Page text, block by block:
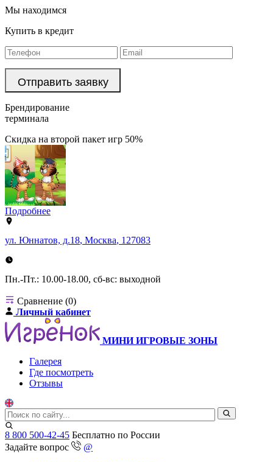
Мы находимся
Купить в кредит
Брендирование
терминала
Скидка на второй пакет игр 50%
Подробнее
ул. Юннатов, д.18, Москва, 127083
Пн.-Пт.: 10.00-18.00, сб-вс: выходной
Сравнение (0)
Личный кабинет
МИНИ ИГРОВЫЕ ЗОНЫ
Галерея
Где посмотреть
Отзывы
8 800 500-42-45 Бесплатно по России
Задайте вопрос
@